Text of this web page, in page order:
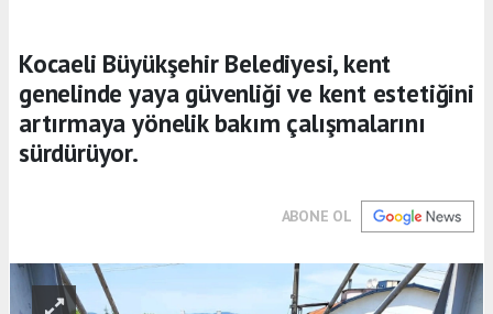
Kocaeli Büyükşehir Belediyesi, kent
genelinde yaya güvenliği ve kent estetiğini
artırmaya yönelik bakım çalışmalarını
sürdürüyor.
ABONE OL